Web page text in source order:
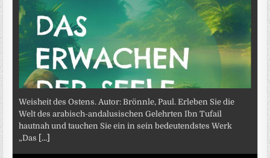
Weisheit des Ostens. Autor: Brönnle, Paul. Erleben Sie die
Welt des arabisch-andalusischen Gelehrten Ibn Tufail
hautnah und tauchen Sie ein in sein bedeutendstes Werk
„Das
[...]